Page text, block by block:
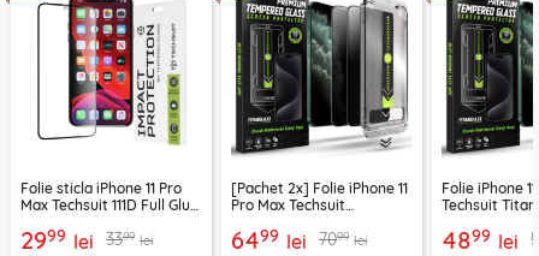
Folie sticla iPhone 11 Pro
Max Techsuit 111D Full Glue
2999 lei 3399 lei
[Pachet 2x] Folie iPhone 11
Pro Max Techsuit
privacy
6499 lei 7099 lei
Folie iPhone
Techsuit
4899 lei